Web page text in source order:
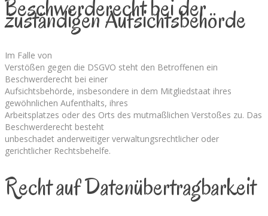
Beschwerde­recht bei der
zuständigen Aufsichts­behörde
Im Falle von
Verstößen gegen die DSGVO steht den Betroffenen ein
Beschwerderecht bei einer
Aufsichtsbehörde, insbesondere in dem Mitgliedstaat ihres
gewöhnlichen Aufenthalts, ihres
Arbeitsplatzes oder des Orts des mutmaßlichen Verstoßes zu. Das
Beschwerderecht besteht
unbeschadet anderweitiger verwaltungsrechtlicher oder
gerichtlicher Rechtsbehelfe.
Recht auf Daten­übertrag­barkeit